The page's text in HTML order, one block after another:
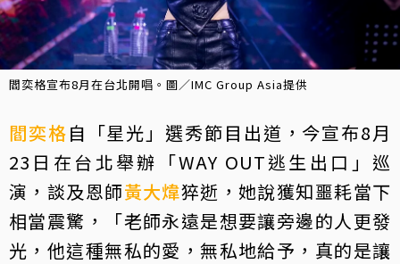
閻奕格宣布8月在台北開唱。圖／IMC Group Asia提供
閻奕格自「星光」選秀節目出道，今宣布8月
23日在台北舉辦「WAY OUT逃生出口」巡
演，談及恩師黃大煒猝逝，她說獲知噩耗當下
相當震驚，「老師永遠是想要讓旁邊的人更發
光，他這種無私的愛，無私地給予，真的是讓